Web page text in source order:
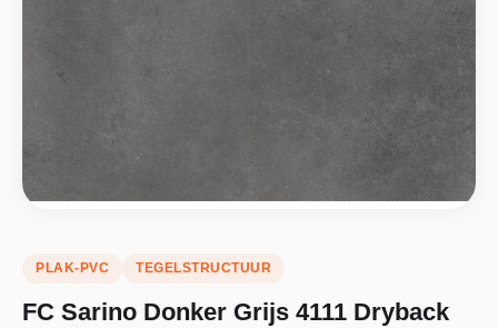
PLAK-PVC TEGELSTRUCTUUR
FC Sarino Donker Grijs 4111 Dryback